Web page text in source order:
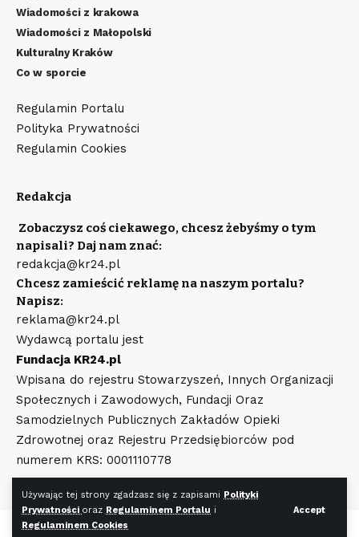
Używając tej strony zgadzasz się z zapisami Polityki
Prywatności oraz Regulaminem Portalu i
Regulaminem Cookies
Accept
Wiadomości z krakowa
Wiadomości z Małopolski
Kulturalny Kraków
Co w sporcie
Regulamin Portalu
Polityka Prywatności
Regulamin Cookies
Redakcja
Zobaczysz coś ciekawego, chcesz żebyśmy o tym
napisali? Daj nam znać:
redakcja@kr24.pl
Chcesz zamieścić reklamę na naszym portalu?
Napisz:
reklama@kr24.pl
Wydawcą portalu jest
Fundacja KR24.pl
Wpisana do rejestru Stowarzyszeń, Innych Organizacji
Społecznych i Zawodowych, Fundacji Oraz
Samodzielnych Publicznych Zakładów Opieki
Zdrowotnej oraz Rejestru Przedsiębiorców pod
numerem KRS: 0001110778
©KR24.plWszystkie prawa zastrzeżone. Wykonanie strony